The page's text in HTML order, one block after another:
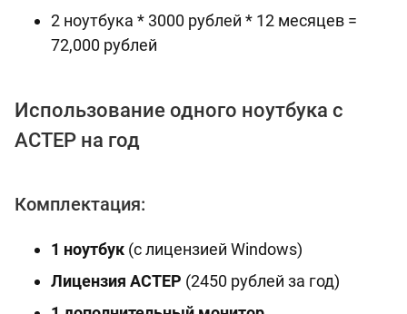
2 ноутбука * 3000 рублей * 12 месяцев =
72,000 рублей
Использование одного ноутбука с
АСТЕР на год
Комплектация:
1 ноутбук (с лицензией Windows)
Лицензия АСТЕР (2450 рублей за год)